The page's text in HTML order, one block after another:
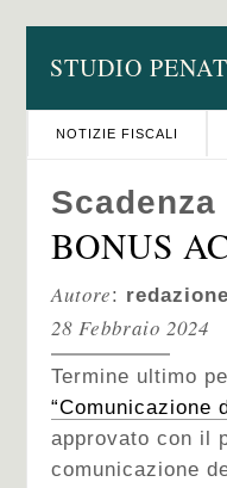
STUDIO
NOTIZIE FISCALI
BONUS
Autore: redazione
28 Febbraio 2024
Termine ultimo
“Comunicazione
approvato con il
comunicazione